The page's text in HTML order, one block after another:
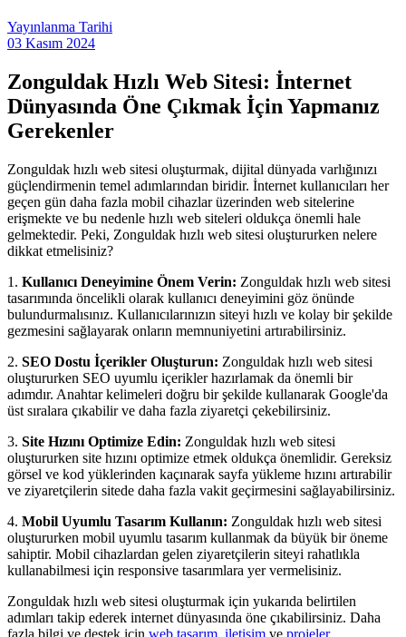
Yayınlanma Tarihi
03 Kasım 2024
Zonguldak Hızlı Web Sitesi: İnternet
Dünyasında Öne Çıkmak İçin Yapmanız
Gerekenler
Zonguldak hızlı web sitesi oluşturmak, dijital dünyada varlığınızı
güçlendirmenin temel adımlarından biridir. İnternet kullanıcıları her
geçen gün daha fazla mobil cihazlar üzerinden web sitelerine
erişmekte ve bu nedenle hızlı web siteleri oldukça önemli hale
gelmektedir. Peki, Zonguldak hızlı web sitesi oluştururken nelere
dikkat etmelisiniz?
1. Kullanıcı Deneyimine Önem Verin: Zonguldak hızlı web sitesi
tasarımında öncelikli olarak kullanıcı deneyimini göz önünde
bulundurmalısınız. Kullanıcılarınızın siteyi hızlı ve kolay bir şekilde
gezmesini sağlayarak onların memnuniyetini artırabilirsiniz.
2. SEO Dostu İçerikler Oluşturun: Zonguldak hızlı web sitesi
oluştururken SEO uyumlu içerikler hazırlamak da önemli bir
adımdır. Anahtar kelimeleri doğru bir şekilde kullanarak Google'da
üst sıralara çıkabilir ve daha fazla ziyaretçi çekebilirsiniz.
3. Site Hızını Optimize Edin: Zonguldak hızlı web sitesi
oluştururken site hızını optimize etmek oldukça önemlidir. Gereksiz
görsel ve kod yüklerinden kaçınarak sayfa yükleme hızını artırabilir
ve ziyaretçilerin sitede daha fazla vakit geçirmesini sağlayabilirsiniz.
4. Mobil Uyumlu Tasarım Kullanın: Zonguldak hızlı web sitesi
oluştururken mobil uyumlu tasarım kullanmak da büyük bir öneme
sahiptir. Mobil cihazlardan gelen ziyaretçilerin siteyi rahatlıkla
kullanabilmesi için responsive tasarımlara yer vermelisiniz.
Zonguldak hızlı web sitesi oluşturmak için yukarıda belirtilen
adımları takip ederek internet dünyasında öne çıkabilirsiniz. Daha
fazla bilgi ve destek için web tasarım iletişim ve projeler